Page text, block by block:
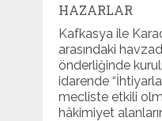
HAZARLAR
Kafkasya ile
arasındaki
önderliğinde
idarende
mecliste etkili
hâkimiyet